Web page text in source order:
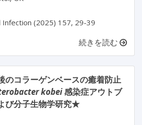
続きを読む
のコラーゲンベースの癒着防止
kobei感染症アウトブ
び分子生物学研究★